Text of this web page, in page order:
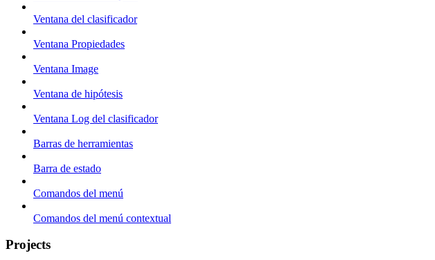
Ventana del clasificador
Ventana Propiedades
Ventana Image
Ventana de hipótesis
Ventana Log del clasificador
Barras de herramientas
Barra de estado
Comandos del menú
Comandos del menú contextual
Projects